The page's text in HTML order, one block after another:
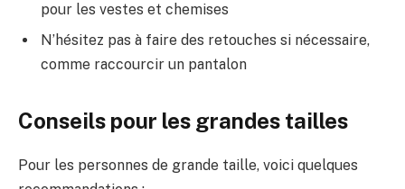
pour les vestes et chemises
N’hésitez pas à faire des retouches si nécessaire,
comme raccourcir un pantalon
Conseils pour les grandes tailles
Pour les personnes de grande taille, voici quelques